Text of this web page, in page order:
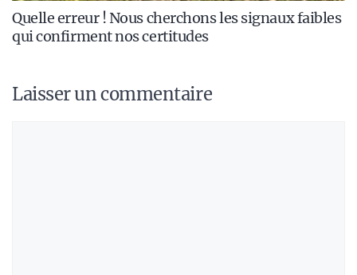
Quelle erreur ! Nous cherchons les signaux faibles
qui confirment nos certitudes
Laisser un commentaire